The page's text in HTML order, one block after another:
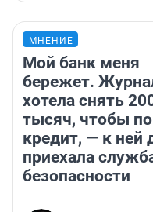
МНЕНИЕ
Мой банк меня
бережет.
хотела снять
тысяч, чтобы
кредит, — к ней
приехала
безопасности